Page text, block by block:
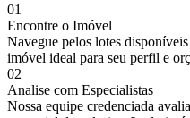
01
Encontre o Imóvel
Navegue pelos lotes
imóvel ideal para seu perfil e
02
Analise com Especialistas
Nossa equipe credenciada